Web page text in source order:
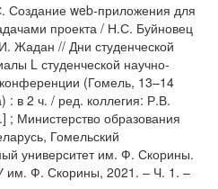
Создание web-приложения для
проекта / Н.С. Буйновец
Жадан // Дни студенческой
L студенческой научно-
конференции (Гомель, 13–14
: в 2 ч. / ред. коллегия: Р.В.
; Министерство образования
Гомельский
университет им. Ф. Скорины.
им. Ф. Скорины, 2021. – Ч. 1. –